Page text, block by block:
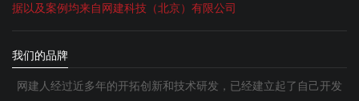
据以及案例均来自网建科技（北京）有限公司
我们的品牌
网建人经过近多年的开拓创新和技术研发，已经建立起了自己开发